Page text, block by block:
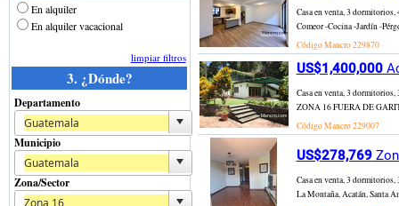
Casa en venta, 3 dormitorios,
Comeor -Cocina -Jardín -
Código Mancro229870
US$1,400,000
Casa en venta, 3
ZONA 16 FUERA DE
Código Mancro229007
US$278,769
Casa en venta, 3 dormitorios,
La Montaña, Acatán, Santa
En alquiler
En alquiler vacacional
limpiar filtros
3. ¿Dónde?
Departamento
Municipio
Zona/Sector